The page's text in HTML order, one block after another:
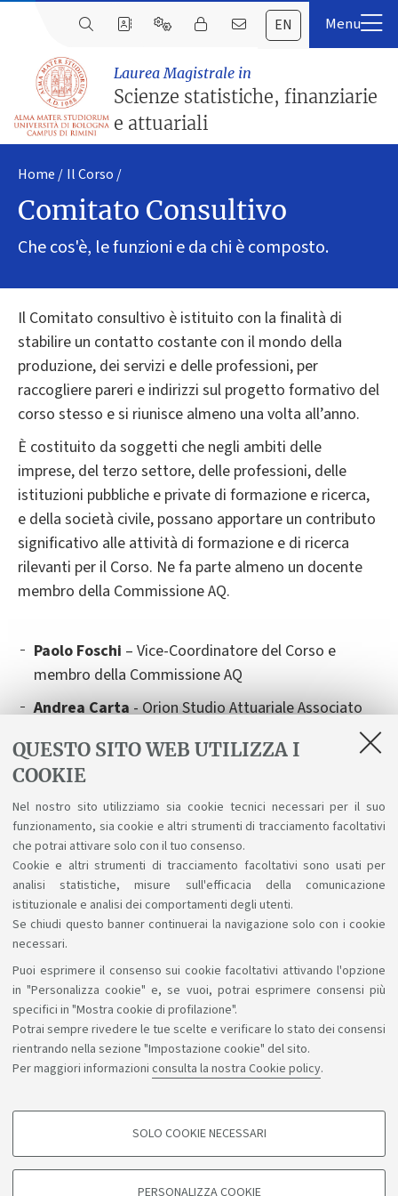
QUESTO SITO WEB UTILIZZA I
COOKIE
Nel nostro sito utilizziamo sia cookie tecnici necessari per il suo
funzionamento, sia cookie e altri strumenti di tracciamento facoltativi
che potrai attivare solo con il tuo consenso.
Cookie e altri strumenti di tracciamento facoltativi sono usati per
analisi statistiche, misure sull'efficacia della comunicazione
istituzionale e analisi dei comportamenti degli utenti.
Se chiudi questo banner continuerai la navigazione solo con i cookie
necessari.
Puoi esprimere il consenso sui cookie facoltativi attivando l'opzione
in "Personalizza cookie" e, se vuoi, potrai esprimere consensi più
specifici in "Mostra cookie di profilazione".
Potrai sempre rivedere le tue scelte e verificare lo stato dei consensi
rientrando nella sezione "Impostazione cookie" del sito.
Per maggiori informazioni consulta la nostra Cookie policy.
COOKIE DI PROFILAZIONE - FACOLTATIVI
SOLO COOKIE NECESSARI
PERSONALIZZA COOKIE
EN
Laurea Magistrale in
Scienze statistiche, finanziarie
e attuariali
Home Il Corso
Comitato Consultivo
Che cos'è, le funzioni e da chi è composto.
Il Comitato consultivo è istituito con la finalità di
stabilire un contatto costante con il mondo della
produzione, dei servizi e delle professioni, per
raccogliere pareri e indirizzi sul progetto formativo del
corso stesso e si riunisce almeno una volta all’anno.
È costituito da soggetti che negli ambiti delle
imprese, del terzo settore, delle professioni, delle
istituzioni pubbliche e private di formazione e ricerca,
e della società civile, possano apportare un contributo
significativo alle attività di formazione e di ricerca
rilevanti per il Corso. Ne fa parte almeno un docente
membro della Commissione AQ.
Paolo Foschi – Vice-Coordinatore del Corso e
membro della Commissione AQ
Andrea Carta- Orion Studio Attuariale Associato
Giampaolo Crenca- Crenca & Associati
Christian Marini
Valerio Rodilossi- BPER Banca
Francesco Rotondo- Gruppo Società Gas Rimini
S.p.A.
Sosteniamo il diritto alla conoscenza
Seguici su: